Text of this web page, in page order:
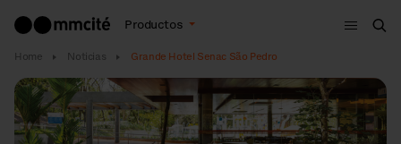
Productos
Menú
Home Noticias Grande Hotel Senac São Pedro